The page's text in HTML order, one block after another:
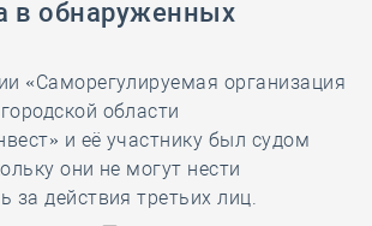
в обнаруженных
«Саморегулируемая организация
области
и её участнику был судом
они не могут нести
за действия третьих лиц.